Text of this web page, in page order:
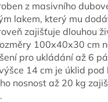
z masivního
lakem, který mu
zajišťuje dlouhou
100x40x30 cm
pro ukládání až 6
14 cm je úklid pod
nosnost až 20 kg